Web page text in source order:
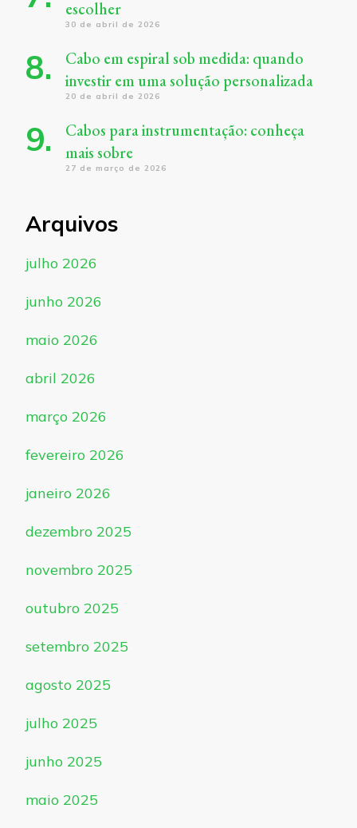
escolher
30 de abril de 2026
Cabo em espiral sob medida: quando
investir em uma solução personalizada
20 de abril de 2026
Cabos para instrumentação: conheça
mais sobre
27 de março de 2026
Arquivos
julho 2026
junho 2026
maio 2026
abril 2026
março 2026
fevereiro 2026
janeiro 2026
dezembro 2025
novembro 2025
outubro 2025
setembro 2025
agosto 2025
julho 2025
junho 2025
maio 2025